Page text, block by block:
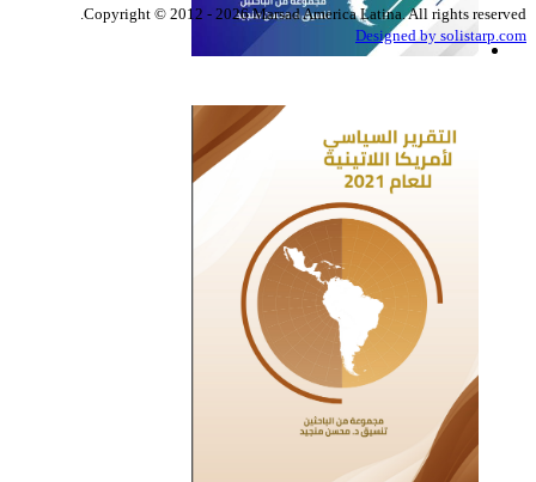
Copyright © 2012 - 2026 Marsad America Latina. All rights reserved.
Designed by solistarp.com